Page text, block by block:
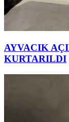
AYVACIK
KURTARILDI